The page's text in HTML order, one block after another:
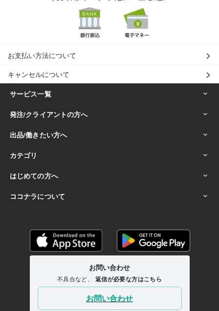
お支払い方法について
キャンセルについて